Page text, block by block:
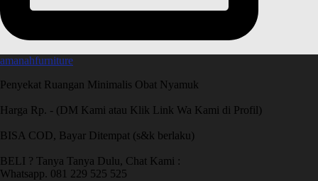
amanahfurniture
Penyekat Ruangan Minimalis Obat Nyamuk
Harga Rp. - (DM Kami atau Klik Link Wa Kami di Profil)
BISA COD, Bayar Ditempat (s&k berlaku)
BELI ? Tanya Tanya Dulu, Chat Kami :
Whatsapp. 081 229 525 525